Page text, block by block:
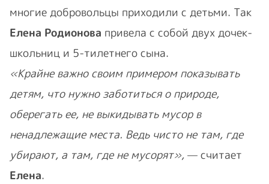
многие добровольцы приходили с детьми. Так
Елена Родионова привела с собой двух дочек-
школьниц и 5-тилетнего сына.
«Крайне важно своим примером показывать
детям, что нужно заботиться о природе,
оберегать ее, не выкидывать мусор в
ненадлежащие места. Ведь чисто не там, где
убирают, а там, где не мусорят», — считает
Елена.